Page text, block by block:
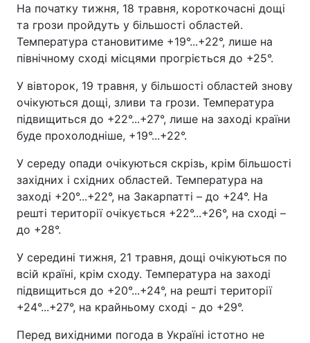
На початку тижня, 18 травня, короткочасні дощі
та грози пройдуть у більшості областей.
Температура становитиме +19°...+22°, лише на
північному сході місцями прогріється до +25°.
У вівторок, 19 травня, у більшості областей знову
очікуються дощі, зливи та грози. Температура
підвищиться до +22°...+27°, лише на заході країни
буде прохолодніше, +19°...+22°.
У середу опади очікуються скрізь, крім більшості
західних і східних областей. Температура на
заході +20°...+22°, на Закарпатті – до +24°. На
решті території очікується +22°...+26°, на сході –
до +28°.
У середині тижня, 21 травня, дощі очікуються по
всій країні, крім сходу. Температура на заході
підвищиться до +20°...+24°, на решті території
+24°...+27°, на крайньому сході - до +29°.
Перед вихідними погода в Україні істотно не